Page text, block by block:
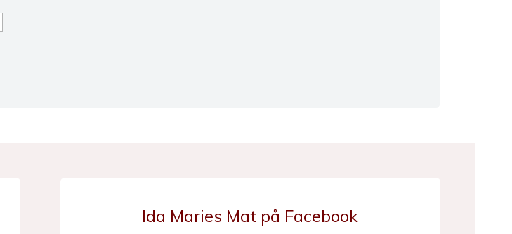
Ida Maries Mat på Facebook